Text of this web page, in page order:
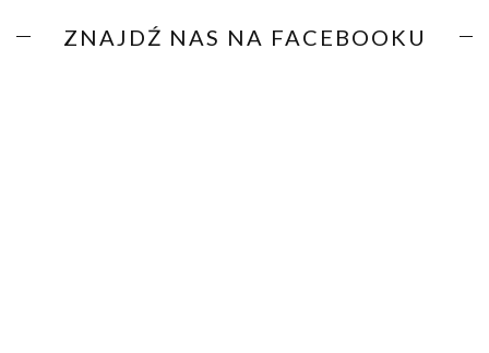
ZNAJDŹ NAS NA FACEBOOKU